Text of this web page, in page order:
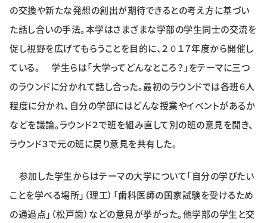
特集・企画
イベント
購読 日大文芸賞
学生記者募集 お問い合わせ
の交換や新たな発想の創出が期待できるとの考え方に基づい
た話し合いの手法。本学はさまざまな学部の学生同士の交流を
促し視野を広げてもらうことを目的に、２０１７年度から開催し
ている。 学生らは「大学ってどんなところ？」をテーマに三つ
のラウンドに分かれて話し合った。最初のラウンドでは各班６人
程度に分かれ、自分の学部にはどんな授業やイベントがあるか
などを議論。ラウンド２で班を組み直して別の班の意見を聞き、
ラウンド３で元の班に戻り意見を共有した。
参加した学生からはテーマの大学について「自分の学びたい
ことを学べる場所」（理工）「歯科医師の国家試験を受けるため
の通過点」（松戸歯）などの意見が挙がった。他学部の学生と交